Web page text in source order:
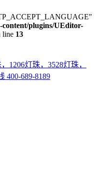
plugins/UEditor-
line 13